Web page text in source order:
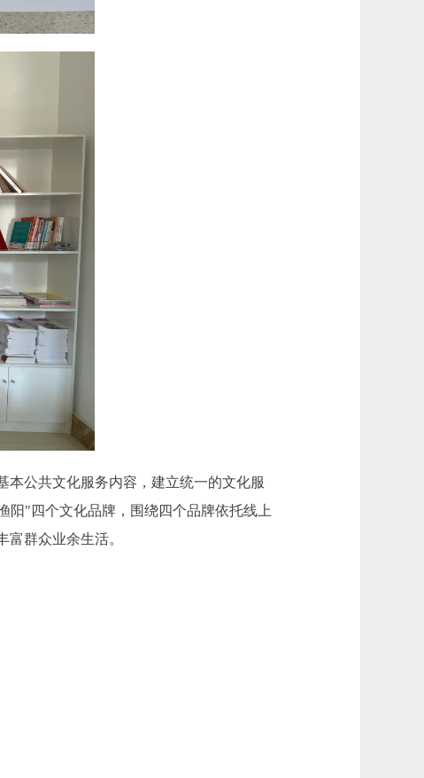
公共文化服务内容，建立统一的文化服
阳"四个文化品牌，围绕四个品牌依托线上
群众业余生活。